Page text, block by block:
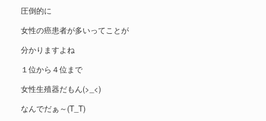
圧倒的に
女性の癌患者が多いってことが
分かりますよね
１位から４位まで
女性生殖器だもん(>_<)
なんでだぁ～(T_T)